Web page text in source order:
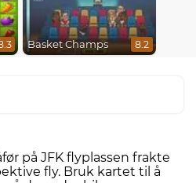
Basket Champs 8.2
på JFK flyplassen frakte
fly. Bruk kartet til å